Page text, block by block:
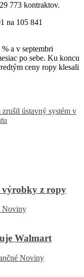
773 kontraktov.
na 105 841
a v septembri
po sebe. Ku koncu
ceny ropy klesali
ústavný systém v
výrobky z ropy
Noviny
Walmart
Noviny